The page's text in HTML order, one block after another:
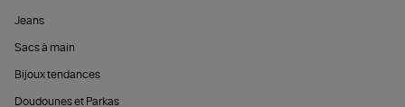
Jeans
Sacs à main
Bijoux tendances
Doudounes et Parkas